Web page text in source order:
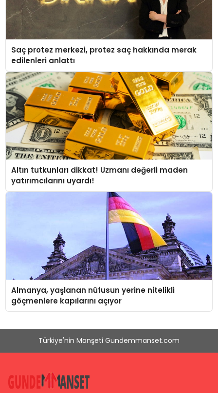
Saç protez merkezi, protez saç hakkında merak
edilenleri anlattı
Altın tutkunları dikkat! Uzmanı değerli maden
yatırımcılarını uyardı!
Almanya, yaşlanan nüfusun yerine nitelikli
göçmenlere kapılarını açıyor
Türkiye'nin Manşeti Gundemmanset.com